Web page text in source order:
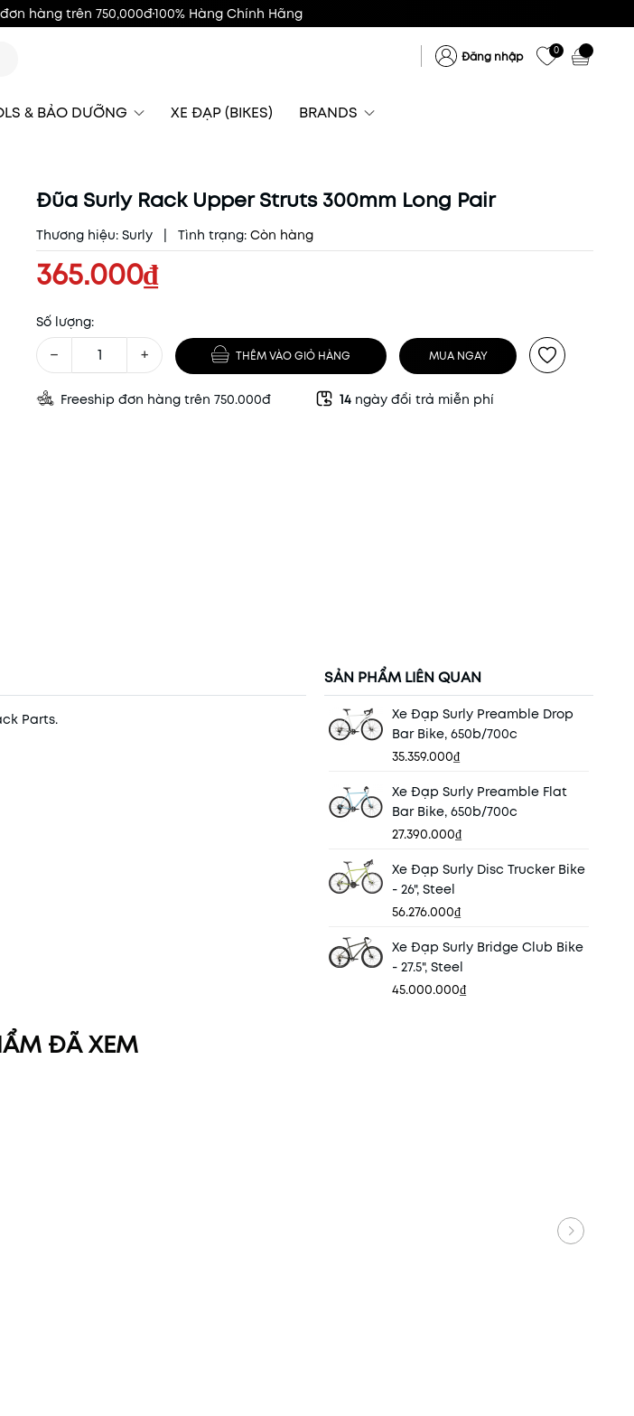
hàng trên 750,000đ100% Hàng Chính Hãng
Đăng nhập 0
& BẢO DƯỠNG XE ĐẠP (BIKES) BRANDS
Đũa Surly Rack Upper Struts 300mm Long Pair
Thương hiệu: Surly Tình trạng: Còn hàng
365.000₫
Số lượng:
− + THÊM VÀO GIỎ HÀNG MUA NGAY
Freeship đơn hàng trên 750.000đ 14 ngày đổi trả miễn phí
Parts.
SẢN PHẨM LIÊN QUAN
Xe Đạp Surly Preamble Drop
Bar Bike, 650b/700c
35.359.000₫
Xe Đạp Surly Preamble Flat
Bar Bike, 650b/700c
27.390.000₫
Xe Đạp Surly Disc Trucker Bike
- 26", Steel
56.276.000₫
Xe Đạp Surly Bridge Club Bike
- 27.5", Steel
45.000.000₫
ĐÃ XEM